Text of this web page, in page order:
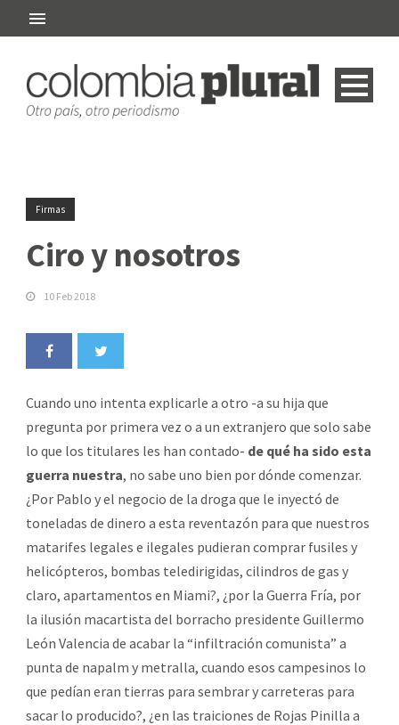
Firmas
Ciro y nosotros
10 Feb 2018
Cuando uno intenta explicarle a otro -a su hija que
pregunta por primera vez o a un extranjero que solo sabe
lo que los titulares les han contado- de qué ha sido esta
guerra nuestra, no sabe uno bien por dónde comenzar.
¿Por Pablo y el negocio de la droga que le inyectó de
toneladas de dinero a esta reventazón para que nuestros
matarifes legales e ilegales pudieran comprar fusiles y
helicópteros, bombas teledirigidas, cilindros de gas y
claro, apartamentos en Miami?, ¿por la Guerra Fría, por
la ilusión macartista del borracho presidente Guillermo
León Valencia de acabar la “infiltración comunista” a
punta de napalm y metralla, cuando esos campesinos lo
que pedían eran tierras para sembrar y carreteras para
sacar lo producido?, ¿en las traiciones de Rojas Pinilla a